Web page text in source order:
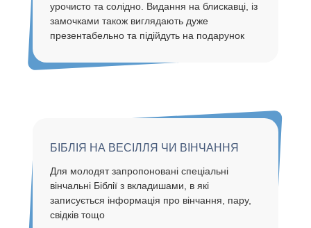
урочисто та солідно. Видання на блискавці, із
замочками також виглядають дуже
презентабельно та підійдуть на подарунок
БІБЛІЯ НА ВЕСІЛЛЯ ЧИ ВІНЧАННЯ
Для молодят запропоновані спеціальні
вінчальні Біблії з вкладишами, в які
записується інформація про вінчання, пару,
свідків тощо